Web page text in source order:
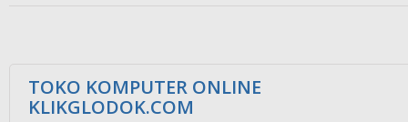
TOKO KOMPUTER ONLINE
KLIKGLODOK.COM